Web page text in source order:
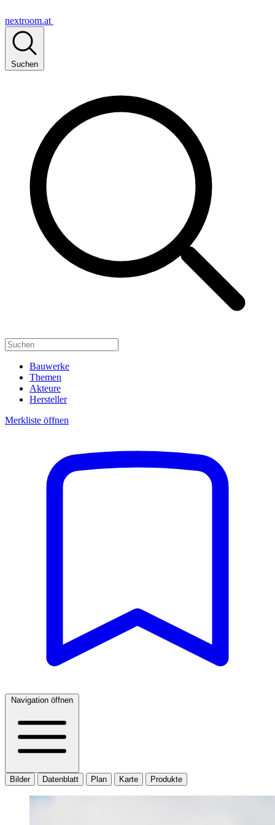
nextroom.at
Suchen
Bauwerke
Themen
Akteure
Hersteller
Merkliste öffnen
Navigation öffnen
Bilder Datenblatt Plan Karte Produkte